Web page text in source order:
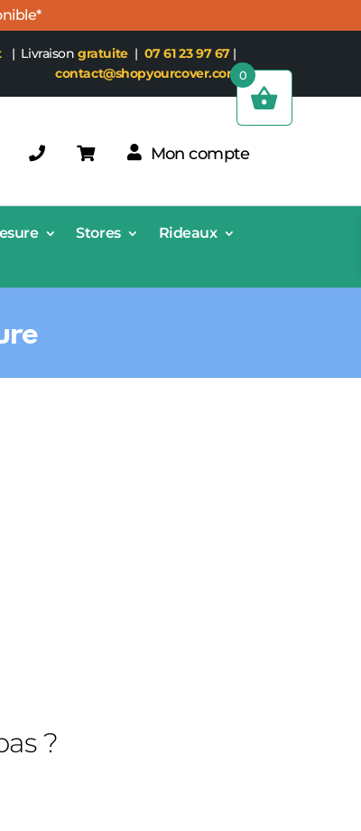
| Livraison gratuite| 07 61 23 97 67|
contact@shopyourcover.com
Mon compte
Stores
Rideaux
?
0